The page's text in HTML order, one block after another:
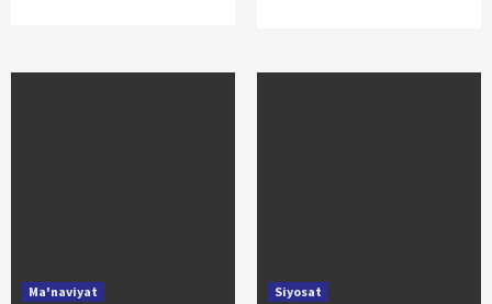
Ma'naviyat Siyosat